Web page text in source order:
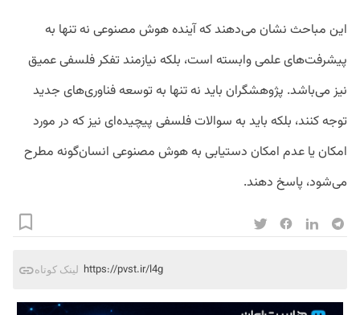
این مباحث نشان می‌دهند که آینده هوش مصنوعی نه تنها به
پیشرفت‌های علمی وابسته است، بلکه نیازمند تفکر فلسفی عمیق
نیز می‌باشد. پژوهشگران باید نه تنها به توسعه فناوری‌های جدید
توجه کنند، بلکه باید به سوالات فلسفی پیچیده‌ای نیز که در مورد
امکان یا عدم امکان دستیابی به هوش مصنوعی انسان‌گونه مطرح
می‌شود، پاسخ دهند.
لینک کوتاه https://pvst.ir/l4g